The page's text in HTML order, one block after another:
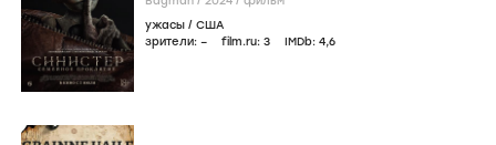
ужасы / США
зрители: – film.ru: 3 IMDb: 4,6